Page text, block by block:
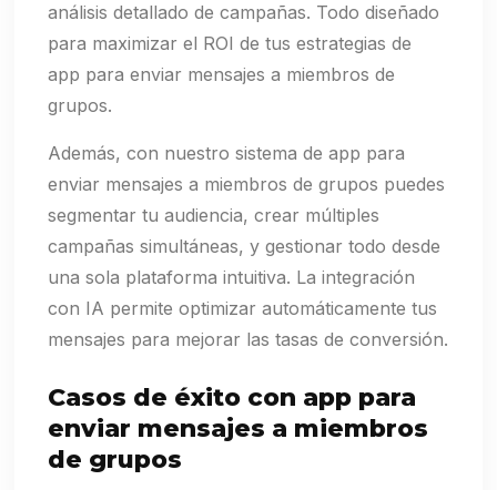
análisis detallado de campañas. Todo diseñado
para maximizar el ROI de tus estrategias de
app para enviar mensajes a miembros de
grupos.
Además, con nuestro sistema de app para
enviar mensajes a miembros de grupos puedes
segmentar tu audiencia, crear múltiples
campañas simultáneas, y gestionar todo desde
una sola plataforma intuitiva. La integración
con IA permite optimizar automáticamente tus
mensajes para mejorar las tasas de conversión.
Casos de éxito con app para
enviar mensajes a miembros
de grupos